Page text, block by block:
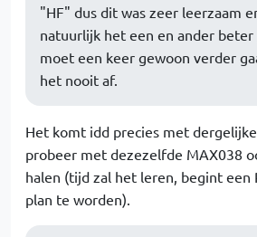
"HF" dus dit was zeer leerzaam
natuurlijk het een en ander beter
moet een keer gewoon verder
het nooit af.
Het komt idd precies met
probeer met dezezelfde MAX038
halen (tijd zal het leren, begint een
plan te worden).